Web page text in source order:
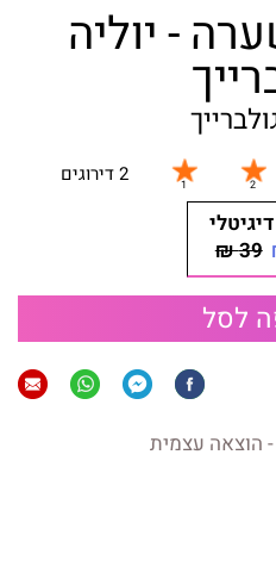
- יוליה
2 דירוגים
39 ₪
לסל
- הוצאה עצמית